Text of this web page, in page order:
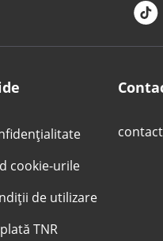
cookie-urile
de utilizare
TNR